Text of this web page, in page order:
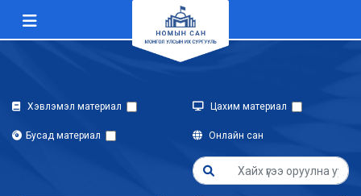
Хэвлэмэл материал Цахим материал
Бусад материал Онлайн сан